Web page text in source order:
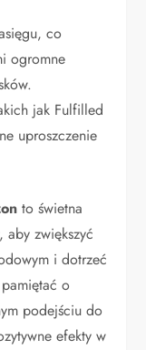
co
ogromne
jak Fulfilled
uproszczenie
to świetna
zwiększyć
i dotrzeć
o
podejściu do
efekty w